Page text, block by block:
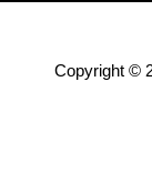
Copyright ©